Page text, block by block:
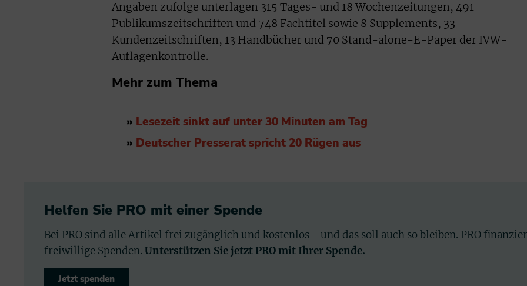
Angaben zufolge unterlagen 315 Tages- und 18 Wochenzeitungen, 491
Publikumszeitschriften und 748 Fachtitel sowie 8 Supplements, 33
Kundenzeitschriften, 13 Handbücher und 70 Stand-alone-E-Paper der IVW-
Auflagenkontrolle.
Mehr zum Thema
» Lesezeit sinkt auf unter 30 Minuten am Tag
» Deutscher Presserat spricht 20 Rügen aus
Helfen Sie PRO mit einer Spende
Bei PRO sind alle Artikel frei zugänglich und kostenlos - und das soll auch so bleiben. PRO
freiwillige Spenden. Unterstützen Sie jetzt PRO mit Ihrer Spende.
Jetzt spenden